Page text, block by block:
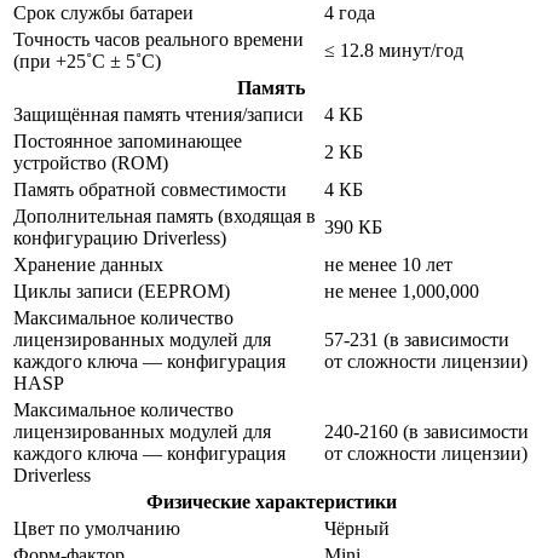
Срок службы батареи
4 года
Точность часов реального времени
(при +25˚C ± 5˚C)
≤ 12.8 минут/год
Память
Защищённая память чтения/записи
4 КБ
Постоянное запоминающее
устройство (ROM)
2 КБ
Память обратной совместимости
4 КБ
Дополнительная память (входящая в
конфигурацию Driverless)
390 КБ
Хранение данных
не менее 10 лет
Циклы записи (EEPROM)
не менее 1,000,000
Максимальное количество
лицензированных модулей для
каждого ключа — конфигурация
HASP
57-231 (в зависимости
от сложности лицензии)
Максимальное количество
лицензированных модулей для
каждого ключа — конфигурация
Driverless
240-2160 (в зависимости
от сложности лицензии)
Физические характеристики
Цвет по умолчанию
Чёрный